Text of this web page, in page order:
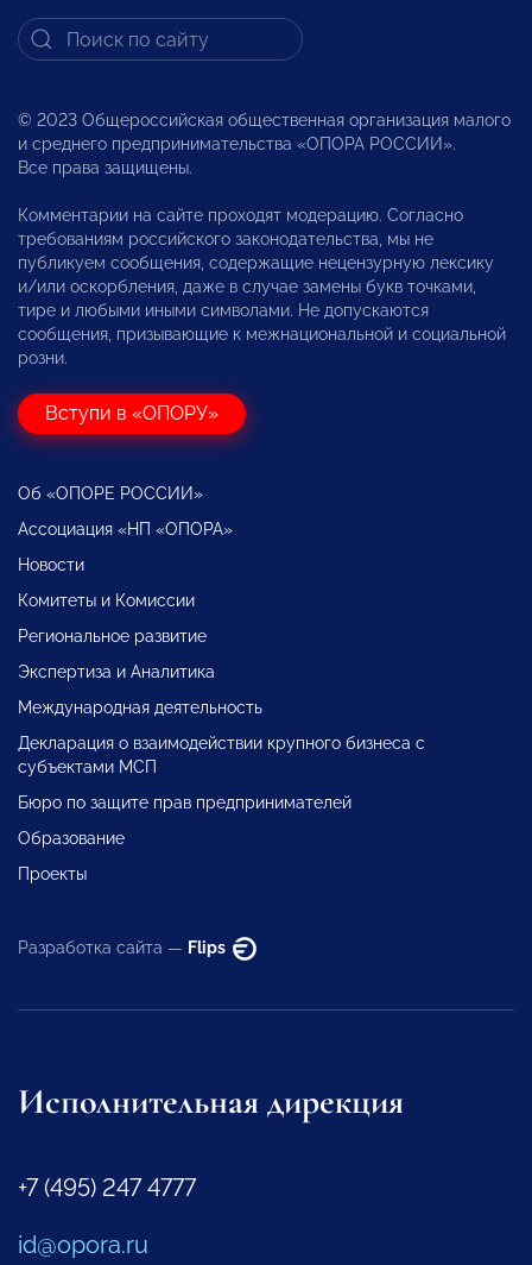
© 2023 Общероссийская общественная организация малого
и среднего предпринимательства «ОПОРА РОССИИ».
Все права защищены.
Комментарии на сайте проходят модерацию. Согласно
требованиям российского законодательства, мы не
публикуем сообщения, содержащие нецензурную лексику
и/или оскорбления, даже в случае замены букв точками,
тире и любыми иными символами. Не допускаются
сообщения, призывающие к межнациональной и социальной
розни.
Вступи в «ОПОРУ»
Об «ОПОРЕ РОССИИ»
Ассоциация «НП «ОПОРА»
Новости
Комитеты и Комиссии
Региональное развитие
Экспертиза и Аналитика
Международная деятельность
Декларация о взаимодействии крупного бизнеса с
субъектами МСП
Бюро по защите прав предпринимателей
Образование
Проекты
Разработка сайта — Flips
Исполнительная дирекция
+7 (495) 247 4777
id@opora.ru